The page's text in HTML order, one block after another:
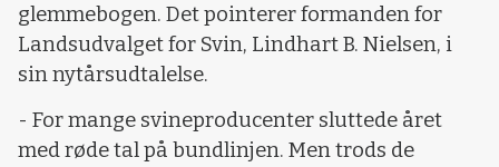
glemmebogen. Det pointerer formanden for
Landsudvalget for Svin, Lindhart B. Nielsen, i
sin nytårsudtalelse.
- For mange svineproducenter sluttede året
med røde tal på bundlinjen. Men trods de